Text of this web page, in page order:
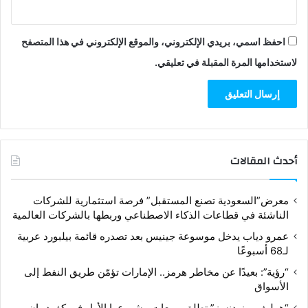
احفظ اسمي، بريدي الإلكتروني، والموقع الإلكتروني في هذا المتصفح
لاستخدامها المرة المقبلة في تعليقي.
أحدث المقالات
معرض”السعودية تصنع المستقبل” فرصة استثمارية للشركات
الناشئة في قطاعات الذكاء الاصطناعي وربطها بالشركات العالمية
عمرو دياب يدخل موسوعة جينيس بعد تصدره قائمة بيلبورد عربية
لـ68 أسبوعًا
“رؤية”: بعيدًا عن مخاطر هرمز.. الإمارات تؤمّن طريق النفط إلى
الأسواق